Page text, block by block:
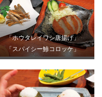
「ホウタレイワシ唐揚げ」
「スパイシー鯵コロッケ」